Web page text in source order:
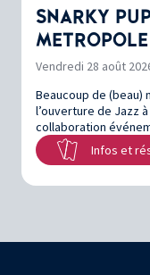
SNARKY
Vendredi 28 août
Beaucoup de (beau)
l’ouverture de Jazz
collaboration
Infos et